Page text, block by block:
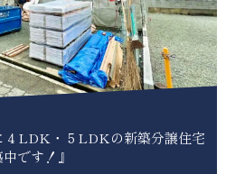
４LDK・５LDKの新築分譲住宅
です！』